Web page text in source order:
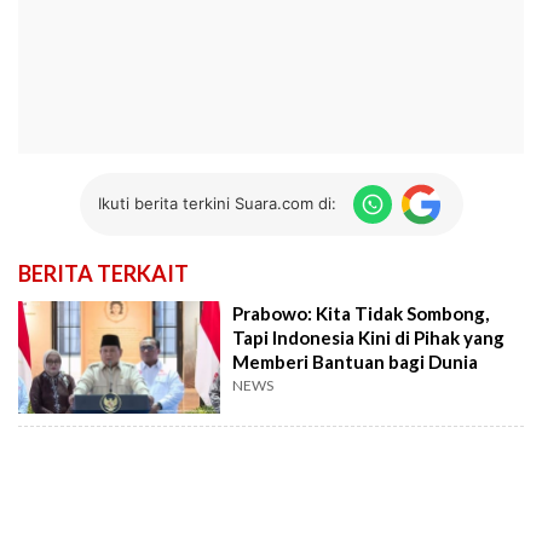
Ikuti berita terkini Suara.com di:
BERITA TERKAIT
Prabowo: Kita Tidak Sombong,
Tapi Indonesia Kini di Pihak yang
Memberi Bantuan bagi Dunia
NEWS